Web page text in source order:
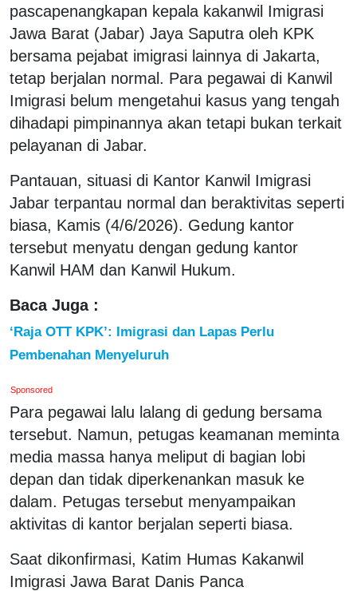
pascapenangkapan kepala kakanwil Imigrasi
Jawa Barat (Jabar) Jaya Saputra oleh KPK
bersama pejabat imigrasi lainnya di Jakarta,
tetap berjalan normal. Para pegawai di Kanwil
Imigrasi belum mengetahui kasus yang tengah
dihadapi pimpinannya akan tetapi bukan terkait
pelayanan di Jabar.
Pantauan, situasi di Kantor Kanwil Imigrasi
Jabar terpantau normal dan beraktivitas seperti
biasa, Kamis (4/6/2026). Gedung kantor
tersebut menyatu dengan gedung kantor
Kanwil HAM dan Kanwil Hukum.
Baca Juga :
‘Raja OTT KPK’: Imigrasi dan Lapas Perlu
Pembenahan Menyeluruh
Sponsored
Para pegawai lalu lalang di gedung bersama
tersebut. Namun, petugas keamanan meminta
media massa hanya meliput di bagian lobi
depan dan tidak diperkenankan masuk ke
dalam. Petugas tersebut menyampaikan
aktivitas di kantor berjalan seperti biasa.
Saat dikonfirmasi, Katim Humas Kakanwil
Imigrasi Jawa Barat Danis Panca